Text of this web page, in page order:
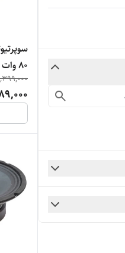
80 وات